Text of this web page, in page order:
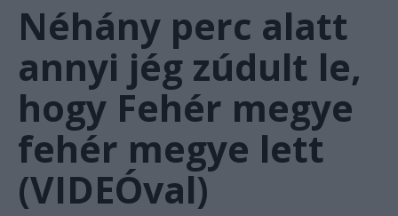
Néhány perc alatt
annyi jég zúdult le,
hogy Fehér megye
fehér megye lett
(VIDEÓval)